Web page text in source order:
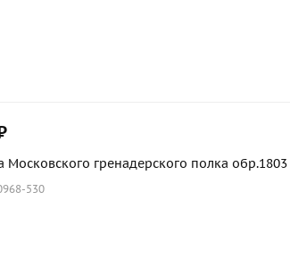
Московского гренадерского полка обр.1803
530